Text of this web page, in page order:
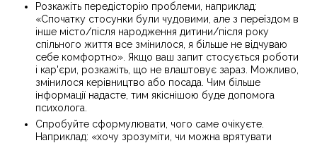
Розкажіть передісторію проблеми, наприклад:
«Спочатку стосунки були чудовими, але з переїздом в
інше місто/після народження дитини/після року
спільного життя все змінилося, я більше не відчуваю
себе комфортно». Якщо ваш запит стосується роботи
і кар'єри, розкажіть, що не влаштовує зараз. Можливо,
змінилося керівництво або посада. Чим більше
інформації надасте, тим якіснішою буде допомога
психолога.
Спробуйте сформулювати, чого саме очікуєте.
Наприклад: «хочу зрозуміти, чи можна врятувати